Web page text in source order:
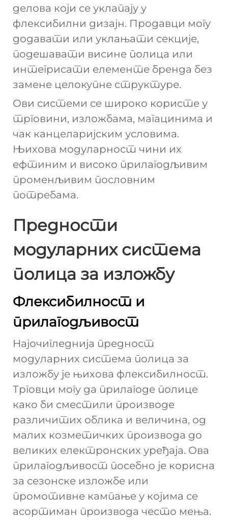
делова који се уклапају у
флексибилни дизајн. Продавци могу
додавати или уклањати секције,
подешавати висине полица или
интегрисати елементе бренда без
замене целокупне структуре.
Ови системи се широко користе у
трговини, изложбама, магацинима и
чак канцеларијским условима.
Њихова модуларност чини их
ефтиним и високо прилагодљивим
променљивим пословним
потребама.
Предности
модуларних система
полица за изложбу
Флексибилност и
прилагодљивост
Најочигледнија предност
модуларних система полица за
изложбу је њихова флексибилност.
Трговци могу да прилагоде полице
како би сместили производе
различитих облика и величина, од
малих козметичких производа до
великих електронских уређаја. Ова
прилагодљивост посебно је корисна
за сезонске изложбе или
промотивне кампање у којима се
асортиман производа често мења.